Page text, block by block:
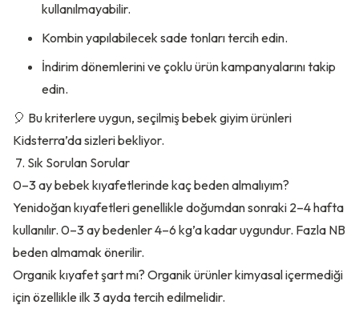
kullanılmayabilir.
Kombin yapılabilecek sade tonları tercih edin.
İndirim dönemlerini ve çoklu ürün kampanyalarını takip
edin.
🎈 Bu kriterlere uygun, seçilmiş bebek giyim ürünleri
Kidsterra’da sizleri bekliyor.
7. Sık Sorulan Sorular
0–3 ay bebek kıyafetlerinde kaç beden almalıyım?
Yenidoğan kıyafetleri genellikle doğumdan sonraki 2–4 hafta
kullanılır. 0–3 ay bedenler 4–6 kg’a kadar uygundur. Fazla NB
beden almamak önerilir.
Organik kıyafet şart mı? Organik ürünler kimyasal içermediği
için özellikle ilk 3 ayda tercih edilmelidir.